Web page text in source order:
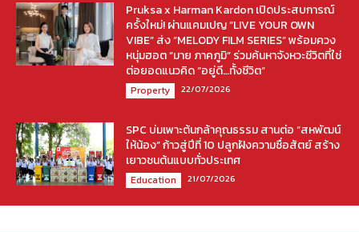
Pruksa x Harman Kardon เปิดประสบการณ์
ครั้งใหม่! ผ่านแคมเปญ “LIVE YOUR OWN
VIBE” ส่ง “MELODY FILM SERIES” พร้อมควง
หนุ่มฮอต “มาย ภาคภูมิ” ร่วมค้นหาจังหวะชีวิตที่ใช่
ต่อยอดแนวคิด “อยู่ดี…ทั้งชีวิต”
Property 22/07/2026
SPC บ่มเพาะต้นกล้าคุณธรรม สานต่อ “สหพัฒน์
ให้น้อง” ก้าวสู่ปีที่ 10 ปลูกฝังความซื่อสัตย์ สร้าง
เยาวชนต้นแบบทั่วประเทศ
Education 21/07/2026